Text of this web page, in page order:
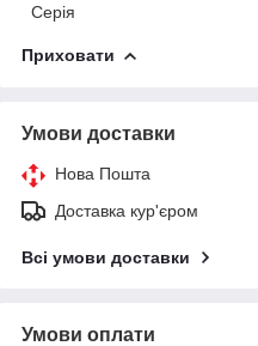
Серія
Приховати
Умови доставки
Нова Пошта
Доставка кур'єром
Всі умови доставки
Умови оплати